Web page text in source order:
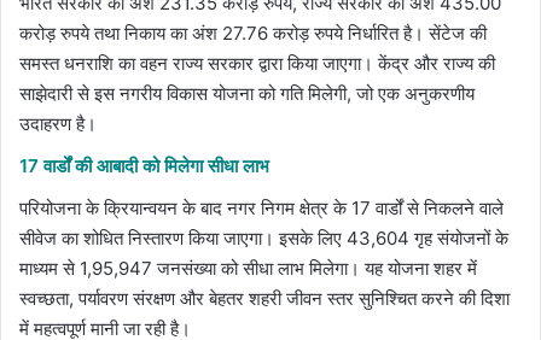
करोड़ रुपये तथा निकाय का अंश 27.76 करोड़ रुपये निर्धारित है। सेंटेज की
समस्त धनराशि का वहन राज्य सरकार द्वारा किया जाएगा। केंद्र और राज्य की
साझेदारी से इस नगरीय विकास योजना को गति मिलेगी, जो एक अनुकरणीय
उदाहरण है।
17 वार्डों की आबादी को मिलेगा सीधा लाभ
परियोजना के क्रियान्वयन के बाद नगर निगम क्षेत्र के 17 वार्डों से निकलने वाले
सीवेज का शोधित निस्तारण किया जाएगा। इसके लिए 43,604 गृह संयोजनों के
माध्यम से 1,95,947 जनसंख्या को सीधा लाभ मिलेगा। यह योजना शहर में
स्वच्छता, पर्यावरण संरक्षण और बेहतर शहरी जीवन स्तर सुनिश्चित करने की दिशा
में महत्वपूर्ण मानी जा रही है।